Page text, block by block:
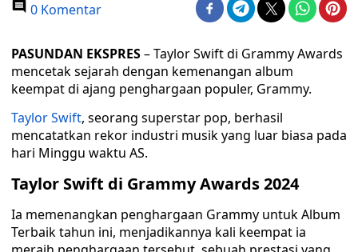
0 Komentar
PASUNDAN EKSPRES– Taylor Swift di Grammy Awards
mencetak sejarah dengan kemenangan album
keempat di ajang penghargaan populer, Grammy.
Taylor Swift, seorang superstar pop, berhasil
mencatatkan rekor industri musik yang luar biasa pada
hari Minggu waktu AS.
Taylor Swift di Grammy Awards 2024
Ia memenangkan penghargaan Grammy untuk Album
Terbaik tahun ini, menjadikannya kali keempat ia